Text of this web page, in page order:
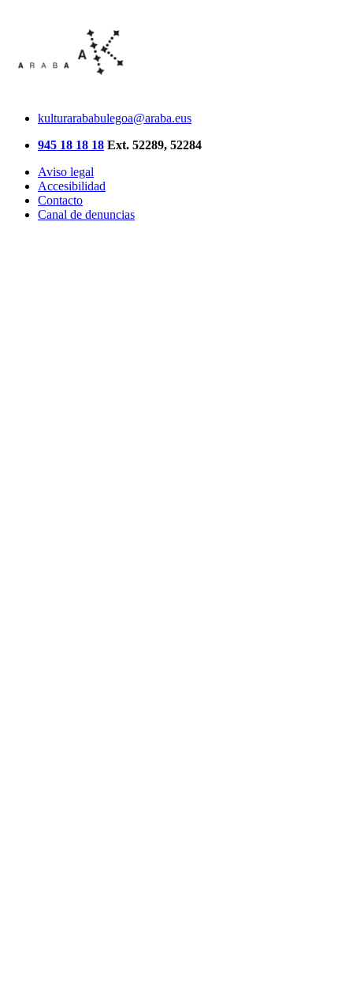
kulturarababulegoa@araba.eus
945 18 18 18 Ext. 52289, 52284
Aviso legal
Accesibilidad
Contacto
Canal de denuncias